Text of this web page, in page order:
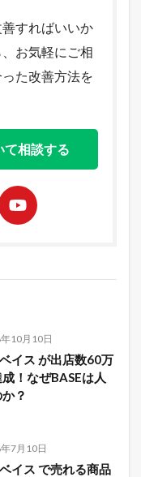
善すればいいか
お気軽にご相
た改善方法を
て相談する
10月10日
イス が出店数60万
！なぜBASEは人
？
7月10日
イス で売れる商品